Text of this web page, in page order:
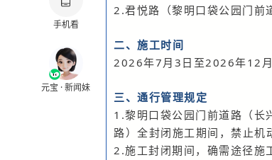
手机看
元宝 · 新闻妹
2.君悦路（黎明口袋公园门前
二、施工时间
2026年7月3日至2026年12
三、通行管理规定
1.黎明口袋公园门前道路（长
路）全封闭施工期间，禁止机
2.施工封闭期间，确需途径施